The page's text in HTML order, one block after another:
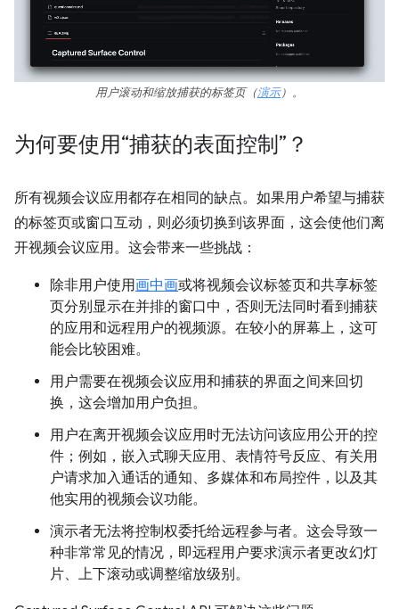
用户滚动和缩放捕获的标签页（演示）。
为何要使用“捕获的表面控制”？
所有视频会议应用都存在相同的缺点。如果用户希望与捕获
的标签页或窗口互动，则必须切换到该界面，这会使他们离
开视频会议应用。这会带来一些挑战：
除非用户使用画中画或将视频会议标签页和共享标签
页分别显示在并排的窗口中，否则无法同时看到捕获
的应用和远程用户的视频源。在较小的屏幕上，这可
能会比较困难。
用户需要在视频会议应用和捕获的界面之间来回切
换，这会增加用户负担。
用户在离开视频会议应用时无法访问该应用公开的控
件；例如，嵌入式聊天应用、表情符号反应、有关用
户请求加入通话的通知、多媒体和布局控件，以及其
他实用的视频会议功能。
演示者无法将控制权委托给远程参与者。这会导致一
种非常常见的情况，即远程用户要求演示者更改幻灯
片、上下滚动或调整缩放级别。